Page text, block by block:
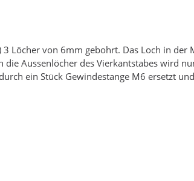
Löcher von 6mm gebohrt. Das Loch in der
Aussenlöcher des Vierkantstabes wird
ein Stück Gewindestange M6 ersetzt